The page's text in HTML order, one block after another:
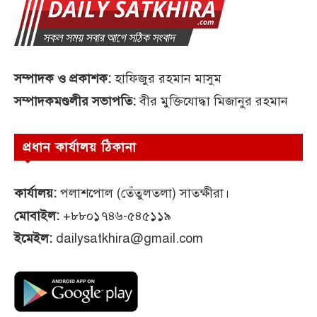
সম্পাদক ও প্রকাশক:হাফিজুর রহমান মাসুম
সম্পাদকমণ্ডলীর সভাপতি:বীর মুক্তিযোদ্ধা মিজানুর রহমান
প্রধান কার্যালয় ঠিকানা
কার্যালয়: পলাশপোল (তেঁতুলতলা) সাতক্ষীরা।
মোবাইল: +৮৮০১৭৪৬-৫৪৫১১৯
ইমেইল: dailysatkhira@gmail.com